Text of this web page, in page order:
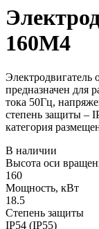
160М4
предназначен для
тока 50Гц,
степень защиты –
категория
В наличии
Высота оси
160
Мощность, кВт
18.5
Степень защиты
IP54 (IP55)